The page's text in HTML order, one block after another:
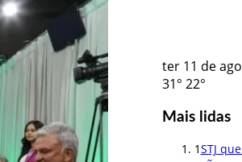
ter 11 de ago
31° 22°
Mais lidas
1STJ